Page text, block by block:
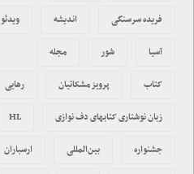
فریده سرسنگی اندیشه ویدئو
آسیا شور مجله
کتاب پرویز مشکاتیان رهایی
زبان نوشتاری کتابهای دف نوازی HL
جشنواره بین‌المللی ارسباران